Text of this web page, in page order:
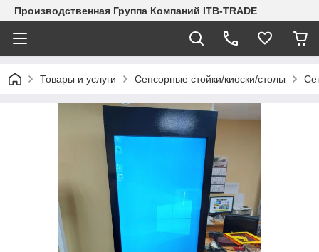
Производственная Группа Компаний ITB-TRADE
Товары и услуги Сенсорные стойки/киоски/столы